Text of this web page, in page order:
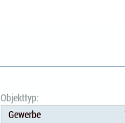
Objekttyp:
Gewerbe